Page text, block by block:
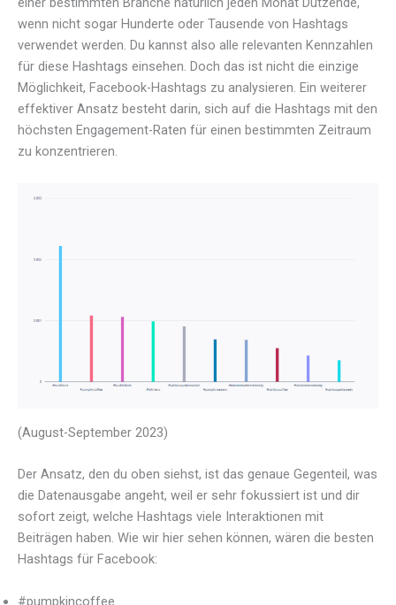
wenn nicht sogar Hunderte oder Tausende von Hashtags
verwendet werden. Du kannst also alle relevanten Kennzahlen
für diese Hashtags einsehen. Doch das ist nicht die einzige
Möglichkeit, Facebook-Hashtags zu analysieren. Ein weiterer
effektiver Ansatz besteht darin, sich auf die Hashtags mit den
höchsten Engagement-Raten für einen bestimmten Zeitraum
zu konzentrieren.
(August-September 2023)
Der Ansatz, den du oben siehst, ist das genaue Gegenteil, was
die Datenausgabe angeht, weil er sehr fokussiert ist und dir
sofort zeigt, welche Hashtags viele Interaktionen mit
Beiträgen haben. Wie wir hier sehen können, wären die besten
Hashtags für Facebook:
#pumpkincoffee